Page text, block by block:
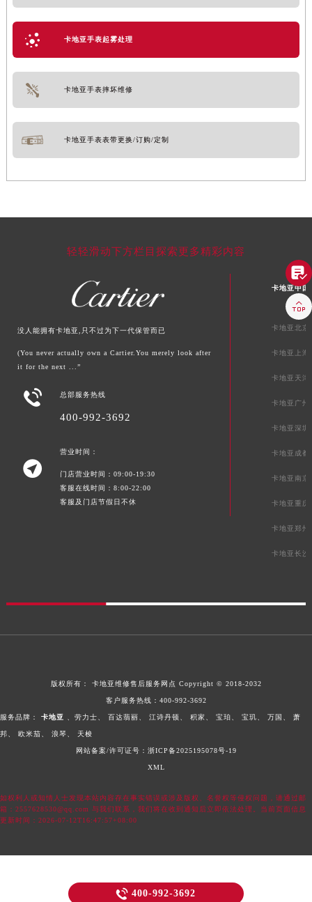
卡地亚手表起雾处理
卡地亚手表摔坏维修
卡地亚手表表带更换/订购/定制
轻轻滑动下方栏目探索更多精彩内容
没人能拥有卡地亚,只不过为下一代保管而已
(You never actually own a Cartier.You merely look after
it for the next ...”
 总部服务热线
400-992-3692

营业时间：
门店营业时间：09:00-19:30
客服在线时间：8:00-22:00
客服及门店节假日不休
卡地亚中国
卡地亚北京
卡地亚上海
卡地亚天津
卡地亚广州
卡地亚深圳
卡地亚成都
卡地亚南京
卡地亚重庆
卡地亚郑州
卡地亚长沙
版权所有： 卡地亚维修售后服务网点 Copyright © 2018-2032
客户服务热线： 400-992-3692
服务品牌： 卡地亚 、劳力士、 百达翡丽、 江诗丹顿、 积家、 宝珀、 宝玑、 万国、 萧
邦、 欧米茄、 浪琴、 天梭
网站备案/许可证号：浙ICP备2025195078号-19
XML
如权利人或知情人士发现本站内容存在事实错误或涉及版权、名誉权等侵权问题，请通过邮
箱：2557628530@qq.com 与我们联系，我们将在收到通知后立即依法处理。当前页面信息
更新时间：2026-07-12T16:47:57+08:00
 400-992-3692

